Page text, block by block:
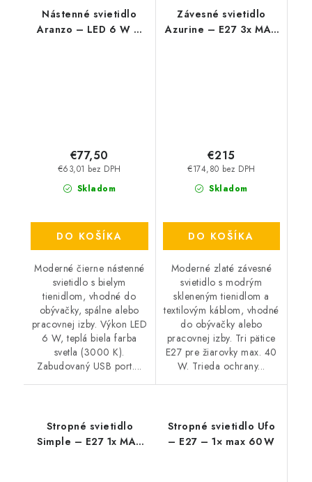
Nástenné svietidlo
Aranzo – LED 6 W –
Skladom
€63,01 bez DPH
€77,50
DO KOŠÍKA
Moderné čierne nástenné
svietidlo s bielym
tienidlom, vhodné do
obývačky, spálne alebo
pracovnej izby. Výkon LED
6 W, teplá biela farba
svetla (3000 K).
Zabudovaný USB port....
Závesné svietidlo
Azurine – E27 3x MAX
Skladom
€174,80 bez DPH
€215
DO KOŠÍKA
Moderné zlaté závesné
svietidlo s modrým
skleneným tienidlom a
textilovým káblom, vhodné
do obývačky alebo
pracovnej izby. Tri pätice
E27 pre žiarovky max. 40
W. Trieda ochrany...
Stropné svietidlo
Simple – E27 1x MAX
Stropné svietidlo Ufo
– E27 – 1× max 60 W